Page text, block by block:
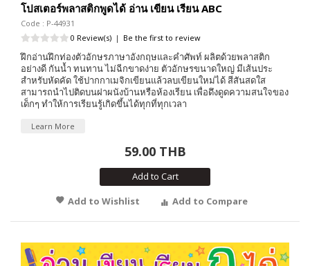
โปสเตอร์พลาสติกพูดได้ อ่าน เขียน เรียน ABC
Code : P-44931
0 Review(s) | Be the first to review
ฝึกอ่านฝึกท่องตัวอักษรภาษาอังกฤษและคำศัพท์ ผลิตด้วยพลาสติก
อย่างดี กันน้ำ ทนทาน ไม่ฉีกขาดง่าย ตัวอักษรขนาดใหญ่ มีเส้นประ
สำหรับหัดคัด ใช้ปากกาเมจิกเขียนแล้วลบเขียนใหม่ได้ สีสันสดใส
สามารถนำไปติดบนฝาผนังบ้านหรือห้องเรียน เพื่อดึงดูดความสนใจของ
เด็กๆ ทำให้การเรียนรู้เกิดขึ้นได้ทุกที่ทุกเวลา
Learn More
59.00 THB
Add to Cart
Add to Wishlist
Add to Compare